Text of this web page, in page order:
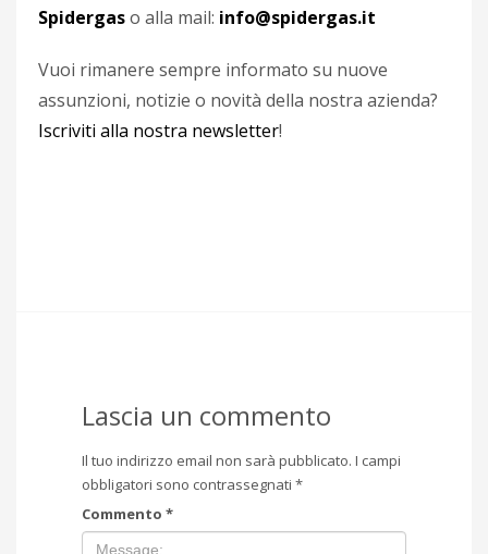
Spidergaso alla mail: info@spidergas.it
Vuoi rimanere sempre informato su nuove
assunzioni, notizie o novità della nostra azienda?
Iscriviti alla nostra newsletter!
Lascia un commento
Il tuo indirizzo email non sarà pubblicato. I campi
obbligatori sono contrassegnati *
Commento *